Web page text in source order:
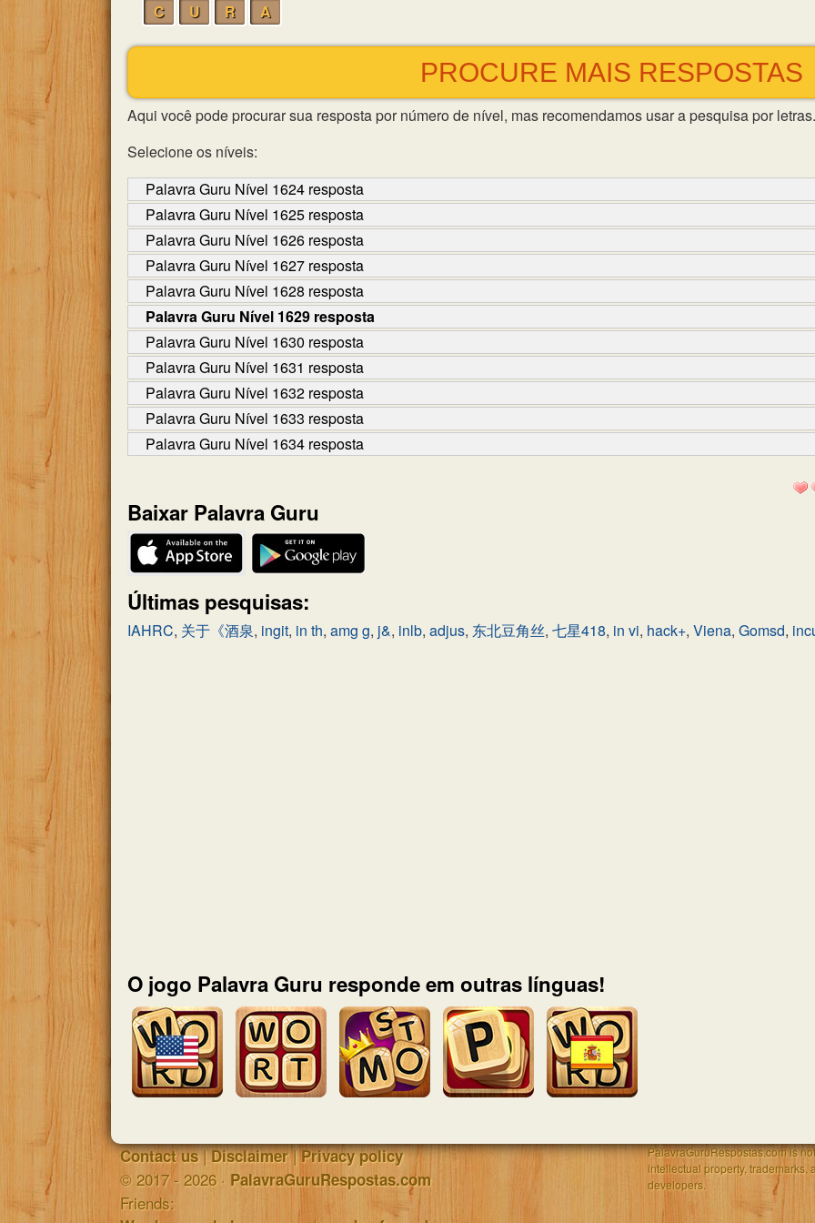
C
U R A
PROCURE MAIS RESPOSTAS
Aqui você pode procurar sua resposta por número de nível, mas recomendamos usar a pesquisa por letras.
Selecione os níveis:
Palavra Guru Nível 1624 resposta
Palavra Guru Nível 1625 resposta
Palavra Guru Nível 1626 resposta
Palavra Guru Nível 1627 resposta
Palavra Guru Nível 1628 resposta
Palavra Guru Nível 1629 resposta
Palavra Guru Nível 1630 resposta
Palavra Guru Nível 1631 resposta
Palavra Guru Nível 1632 resposta
Palavra Guru Nível 1633 resposta
Palavra Guru Nível 1634 resposta
Baixar Palavra Guru
Últimas pesquisas:
IAHRC, 关于《酒泉, ingit, in th, amg g, j&, inlb, adjus, 东北豆角丝, 七星418, in vi, hack+, Viena, Gomsd,
O jogo Palavra Guru responde em outras línguas!
PalavraGuruRespostas.com is
intellectual property, trademarks,
developers.
Contact us|Disclaimer|Privacy policy
© 2017 - 2026 · PalavraGuruRespostas.com
Friends: